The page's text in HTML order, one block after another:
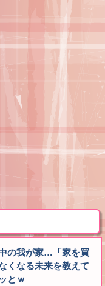
の我が家…「家を買
くなる未来を教えて
とｗ